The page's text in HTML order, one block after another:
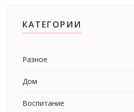
КАТЕГОРИИ
Разное
Дом
Воспитание